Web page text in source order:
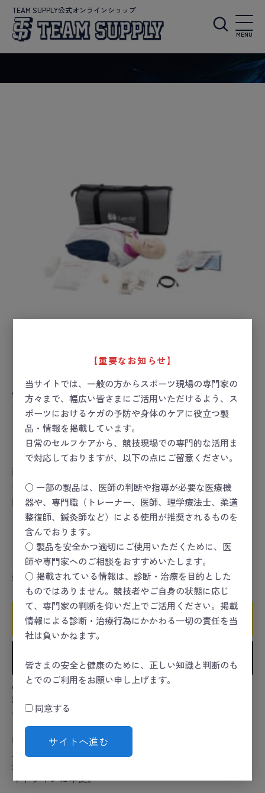
TEAM SUPPLY公式オンラインショップ
MENU
【重要なお知らせ】
当サイトでは、一般の方からスポーツ現場の専門家の
方々まで、幅広い皆さまにご活用いただけるよう、ス
ポーツにおけるケガの予防や身体のケアに役立つ製
品・情報を掲載しています。
日常のセルフケアから、競技現場での専門的な活用ま
で対応しておりますが、以下の点にご留意ください。
○ 一部の製品は、医師の判断や指導が必要な医療機
器や、専門職（トレーナー、医師、理学療法士、柔道
整復師、鍼灸師など）による使用が推奨されるものを
含んでおります。
○ 製品を安全かつ適切にご使用いただくために、医
師や専門家へのご相談をおすすめいたします。
○ 掲載されている情報は、診断・治療を目的とした
ものではありません。競技者やご自身の状態に応じ
て、専門家の判断を仰いだ上でご活用ください。掲載
情報による診断・治療行為にかかわる一切の責任を当
社は負いかねます。
皆さまの安全と健康のために、正しい知識と判断のも
とでのご利用をお願い申し上げます。
同意する
サイトへ進む
AEDレサシアンQCPR半身充電式
お届け目安：要お問い合わせ
ー 価格は会員のみ閲覧いただけます ー
商品コード：
関連カテゴリ
スポーツセーフティー
スポーツセーフティー
スポーツセーフティー＞HEART ＞ トレーニング
数量
カートに入れる
お気に入りに追加
●心肺蘇生の質に特化したトレーニングマネキン。●各
種フィードバックオプションやAEDトレーナと組み合わ
せて使用することができます。●トレーニング後のディ
ブリーフィングを目的として、CPRの成績に関する客観
的評価とセッション内容の記録が可能となりました。●
人体に近い解剖学的構造（頭部後屈、顎先挙上、胸骨圧
迫の深度、力と胸の挙上）をリアルに再現します。●ガ
イドラインに準拠。